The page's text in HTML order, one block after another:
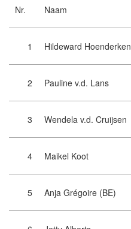
Nr. Naam
1 Hildeward Hoenderken
2 Pauline v.d. Lans
3 Wendela v.d. Cruijsen
4 Maikel Koot
5 Anja Grégoire (BE)